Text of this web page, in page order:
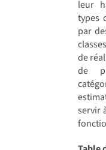
leur
types
par
de
de
servir